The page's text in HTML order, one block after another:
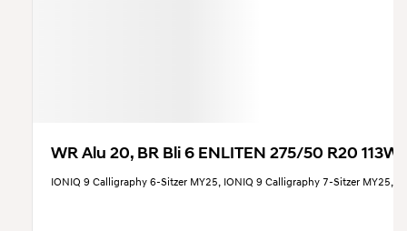
WR Alu 20, BR Bli 6 ENLITEN 275/50 R20 113W
IONIQ 9 Calligraphy 6-Sitzer MY25, IONIQ 9 Calligraphy 7-Sitzer MY25,